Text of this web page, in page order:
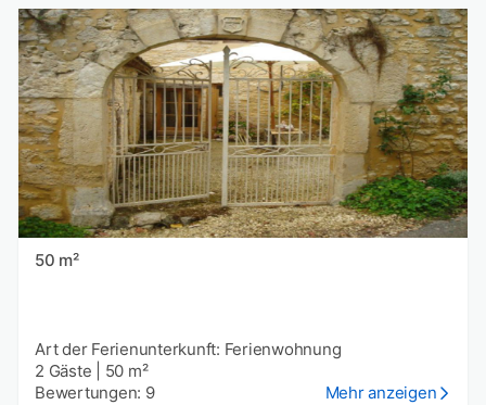
50 m²
Art der Ferienunterkunft: Ferienwohnung
2 Gäste
50 m²
Bewertungen: 9
Mehr anzeigen